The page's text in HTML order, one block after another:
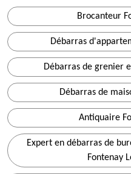
Brocanteur
Débarras
Débarras de grenier
Débarras de
Antiquaire
Expert en débarras de
Fontenay